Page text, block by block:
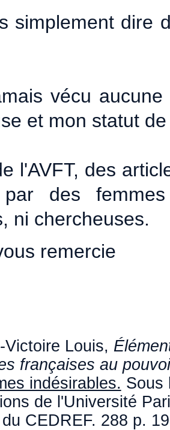
simplement dire
vécu
et mon statut
l'AVFT, des
par des
ni chercheuses.
remercie
Victoire Louis,
françaises au
indésirables. Sous
de l'Université
du CEDREF. 288 p.